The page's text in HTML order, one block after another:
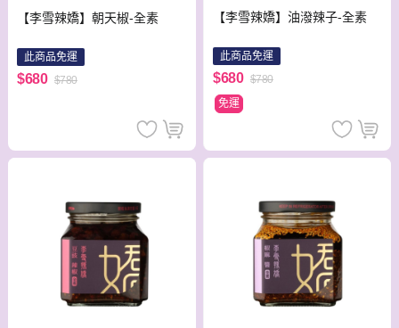
【李雪辣嬌】朝天椒-全素
此商品免運
$680 $780
【李雪辣嬌】油潑辣子-全素
此商品免運
$680 $780
免運